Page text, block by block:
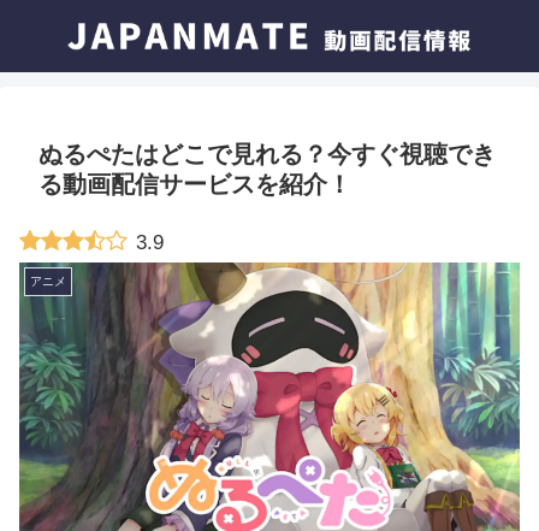
ぬるぺたはどこで見れる？今すぐ視聴でき
る動画配信サービスを紹介！
3.9
アニメ